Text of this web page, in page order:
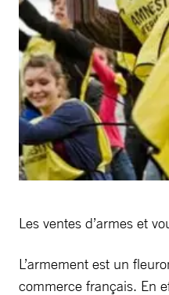
Les ventes d’armes et
L’armement est un
commerce français. En